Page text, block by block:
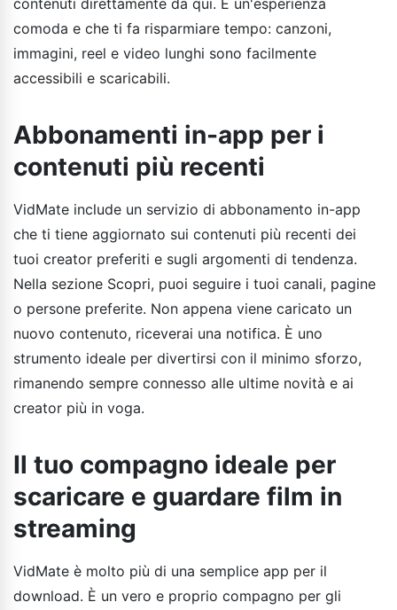
comoda e che ti fa risparmiare tempo: canzoni,
immagini, reel e video lunghi sono facilmente
accessibili e scaricabili.
Abbonamenti in-app per i
contenuti più recenti
VidMate include un servizio di abbonamento in-app
che ti tiene aggiornato sui contenuti più recenti dei
tuoi creator preferiti e sugli argomenti di tendenza.
Nella sezione Scopri, puoi seguire i tuoi canali, pagine
o persone preferite. Non appena viene caricato un
nuovo contenuto, riceverai una notifica. È uno
strumento ideale per divertirsi con il minimo sforzo,
rimanendo sempre connesso alle ultime novità e ai
creator più in voga.
Il tuo compagno ideale per
scaricare e guardare film in
streaming
VidMate è molto più di una semplice app per il
download. È un vero e proprio compagno per gli